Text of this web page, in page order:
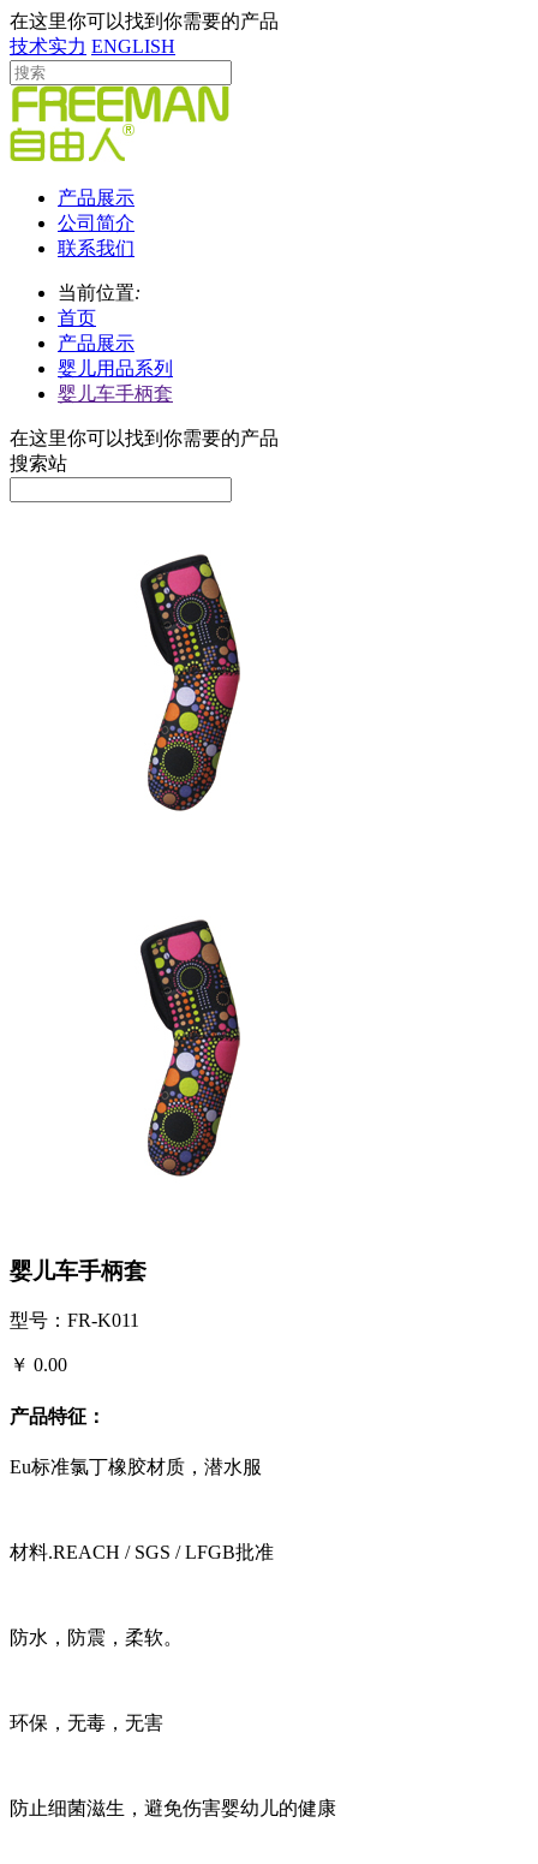
在这里你可以找到你需要的产品
技术实力 ENGLISH
产品展示
公司简介
联系我们
当前位置:
首页
产品展示
婴儿用品系列
婴儿车手柄套
在这里你可以找到你需要的产品
搜索站
婴儿车手柄套
型号：FR-K011
￥ 0.00
产品特征：
Eu标准氯丁橡胶材质，潜水服
材料.REACH / SGS / LFGB批准
防水，防震，柔软。
环保，无毒，无害
防止细菌滋生，避免伤害婴幼儿的健康